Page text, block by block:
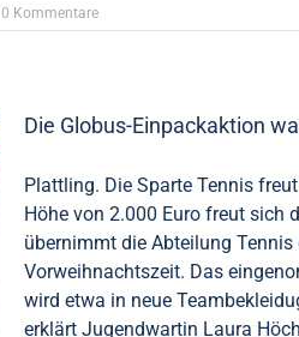
0 Kommentare
Die Globus-Einpackaktion
Plattling. Die Sparte Tennis
Höhe von 2.000 Euro freut sich
übernimmt die Abteilung Tennis
Vorweihnachtszeit. Das
wird etwa in neue
erklärt Jugendwartin Laura